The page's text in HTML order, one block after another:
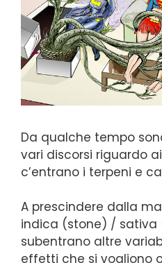
Da qualche tempo
vari discorsi riguardo
c’entrano i terpeni e
A prescindere dalla
indica (stone) / sativa
subentrano altre
effetti che si vogliono